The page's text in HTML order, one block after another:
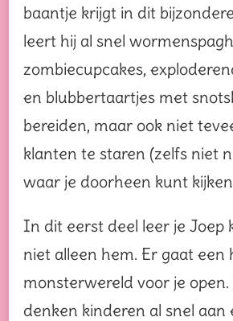
baantje krijgt in dit
leert hij al snel
zombiecupcakes,
en blubbertaartjes met
bereiden, maar ook niet
klanten te staren (zelfs niet
waar je doorheen kunt
In dit eerst deel leer je Joep
niet alleen hem. Er gaat een
monsterwereld voor je
denken kinderen al snel aan